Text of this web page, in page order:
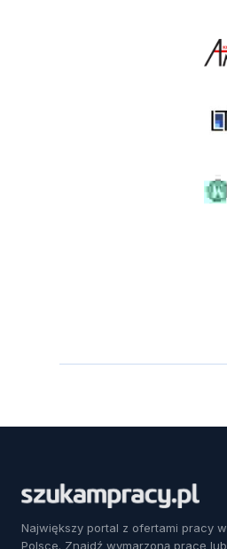
Największy portal z ofertami pracy w
Polsce. Znajdź wymarzoną pracę lub